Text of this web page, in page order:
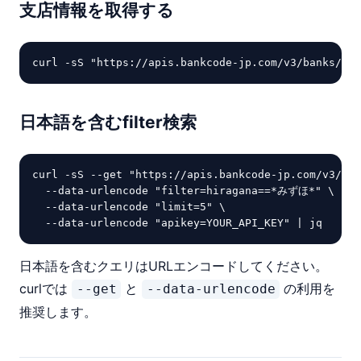
支店情報を取得する
curl -sS "https://apis.bankcode-jp.com/v3/banks/
日本語を含むfilter検索
curl -sS --get "https://apis.bankcode-jp.com/v3/
  --data-urlencode "filter=hiragana==*みずほ*" \
  --data-urlencode "limit=5" \
  --data-urlencode "apikey=YOUR_API_KEY" | jq
日本語を含むクエリはURLエンコードしてください。
curlでは
--get と --data-urlencode の利用を
推奨します。